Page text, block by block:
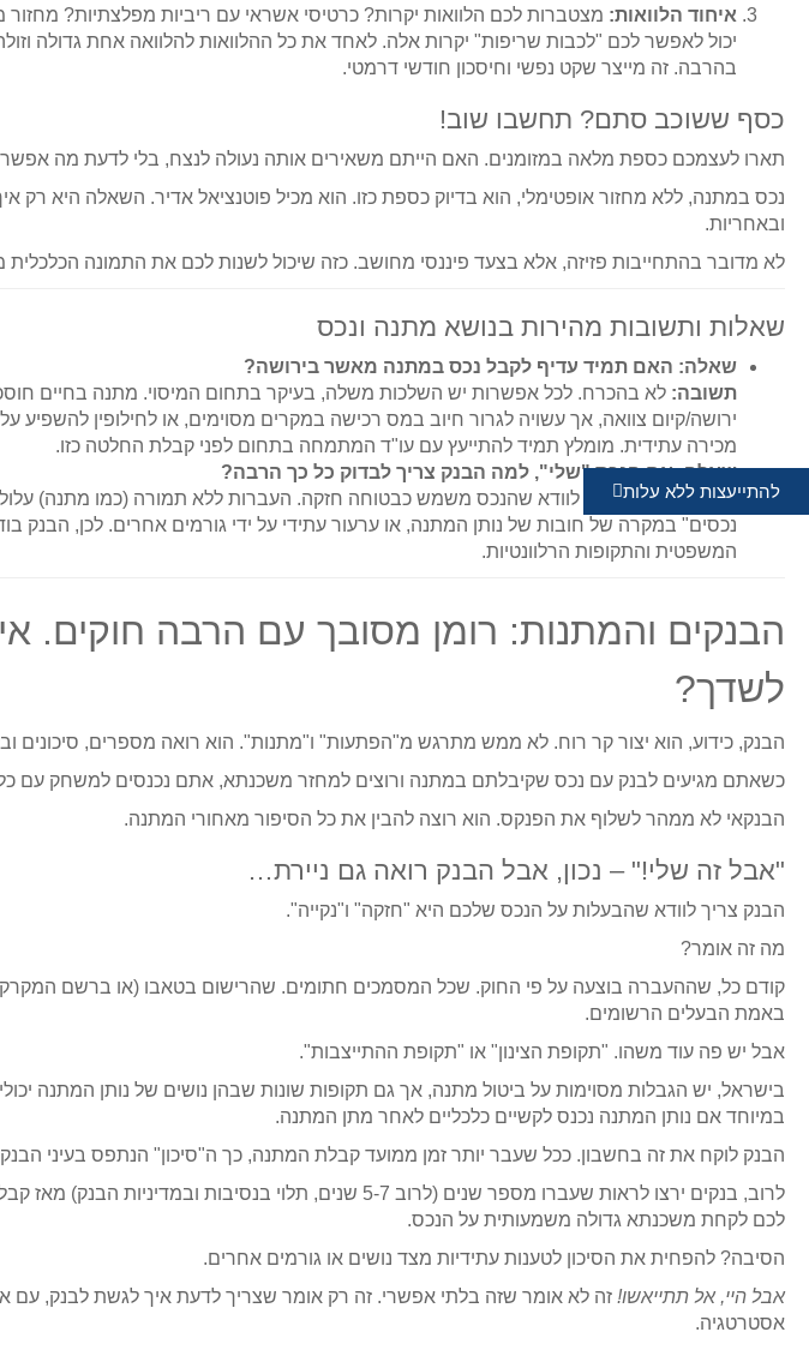
להתייעצות ללא עלות
איחוד הלוואות: מצטברות לכם הלוואות יקרות? כרטיסי אשראי עם ריביות מפלצתיות?
יכול לאפשר לכם "לכבות שריפות" יקרות אלה. לאחד את כל ההלוואות להלוואה אחת גדולה
בהרבה. זה מייצר שקט נפשי וחיסכון חודשי דרמטי.
כסף ששוכב סתם? תחשבו שוב!
תארו לעצמכם כספת מלאה במזומנים. האם הייתם משאירים אותה נעולה לנצח, בלי לדעת מה
נכס במתנה, ללא מחזור אופטימלי, הוא בדיוק כספת כזו. הוא מכיל פוטנציאל אדיר. השאלה היא רק
ובאחריות.
לא מדובר בהתחייבות פזיזה, אלא בצעד פיננסי מחושב. כזה שיכול לשנות לכם את התמונה
שאלות ותשובות מהירות בנושא מתנה ונכס
שאלה: האם תמיד עדיף לקבל נכס במתנה מאשר בירושה?
תשובה: לא בהכרח. לכל אפשרות יש השלכות משלה, בעיקר בתחום המיסוי. מתנה בחיים
ירושה/קיום צוואה, אך עשויה לגרור חיוב במס רכישה במקרים מסוימים, או לחילופין
מכירה עתידית. מומלץ תמיד להתייעץ עם עו"ד המתמחה בתחום לפני קבלת החלטה כזו.
שאלה: אם הנכס "שלי", למה הבנק צריך לבדוק כל כך הרבה?
תשובה:הבנק חייב לוודא שהנכס משמש כבטוחה חזקה. העברות ללא תמורה (כמו מתנה)
נכסים" במקרה של חובות של נותן המתנה, או ערעור עתידי על ידי גורמים אחרים. לכן, הבנק
המשפטית והתקופות הרלוונטיות.
הבנקים והמתנות: רומן מסובך עם הרבה חוקים.
לשדך?
הבנק, כידוע, הוא יצור קר רוח. לא ממש מתרגש מ"הפתעות" ו"מתנות". הוא רואה מספרים, סיכונים
כשאתם מגיעים לבנק עם נכס שקיבלתם במתנה ורוצים למחזר משכנתא, אתם נכנסים למשחק עם
הבנקאי לא ממהר לשלוף את הפנקס. הוא רוצה להבין את כל הסיפור מאחורי המתנה.
"אבל זה שלי!" – נכון, אבל הבנק רואה גם ניירת…
הבנק צריך לוודא שהבעלות על הנכס שלכם היא "חזקה" ו"נקייה".
מה זה אומר?
קודם כל, שההעברה בוצעה על פי החוק. שכל המסמכים חתומים. שהרישום בטאבו (או ברשם
באמת הבעלים הרשומים.
אבל יש פה עוד משהו. "תקופת הצינון" או "תקופת ההתייצבות".
בישראל, יש הגבלות מסוימות על ביטול מתנה, אך גם תקופות שונות שבהן נושים של נותן המתנה
במיוחד אם נותן המתנה נכנס לקשיים כלכליים לאחר מתן המתנה.
הבנק לוקח את זה בחשבון. ככל שעבר יותר זמן ממועד קבלת המתנה, כך ה"סיכון" הנתפס בעיני הבנק
לרוב, בנקים ירצו לראות שעברו מספר שנים (לרוב 5-7 שנים, תלוי בנסיבות
לכם לקחת משכנתא גדולה משמעותית על הנכס.
הסיבה? להפחית את הסיכון לטענות עתידיות מצד נושים או גורמים אחרים.
אבל היי, אל תתייאשו! זה לא אומר שזה בלתי אפשרי. זה רק אומר שצריך לדעת איך לגשת לבנק, עם
אסטרטגיה.